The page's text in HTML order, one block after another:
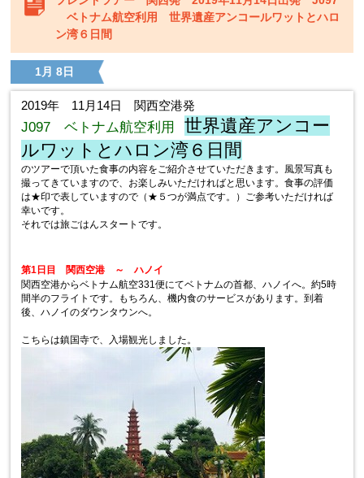
ベトナム航空利用 世界遺産アンコールワットとハロ
ン湾６日間
1月 8日
2019年 11月14日 関西空港発
J097 ベトナム航空利用
世界遺産アンコー
ルワットとハロン湾６日間
のツアーで頂いた食事の内容をご紹介させていただきます。風景写真も
撮ってきていますので、お楽しみいただければと思います。食事の評価
は★印で表していますので（★５つが満点です。）ご参考いただければ
幸いです。
それでは旅ごはんスタートです。
第1日目 関西空港 ～ ハノイ
関西空港からベトナム航空331便にてベトナムの首都、ハノイへ。約5時
間半のフライトです。もちろん、機内食のサービスがあります。到着
後、ハノイのダウンタウンへ。
こちらは鎮国寺で、入場観光しました。